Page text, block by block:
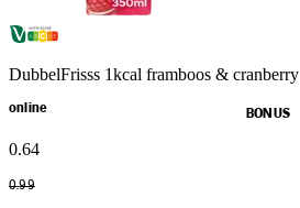
DubbelFrisss 1kcal framboos & cranberry
online BONUS
0.64
0.99